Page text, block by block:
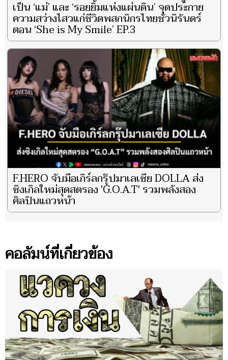
เป็น ‘แม่’ และ ‘รอยยิ้มแห่งแผ่นดิน’ จุดประกาย
ความสว่างไสวแก่ชีวิตพสกนิกรไทยชั่วนิรันดร์
ตอน ‘She is My Smile’ EP.3
F.HERO จับมือเกิร์ลกรุ๊ปมาเลเซีย DOLLA ส่ง
ซิงเกิลใหม่สุดสตรอง 'G.O.A.T' รวมพลังสอง
ศิลปินแถวหน้า
คอลัมน์ที่เกี่ยวข้อง